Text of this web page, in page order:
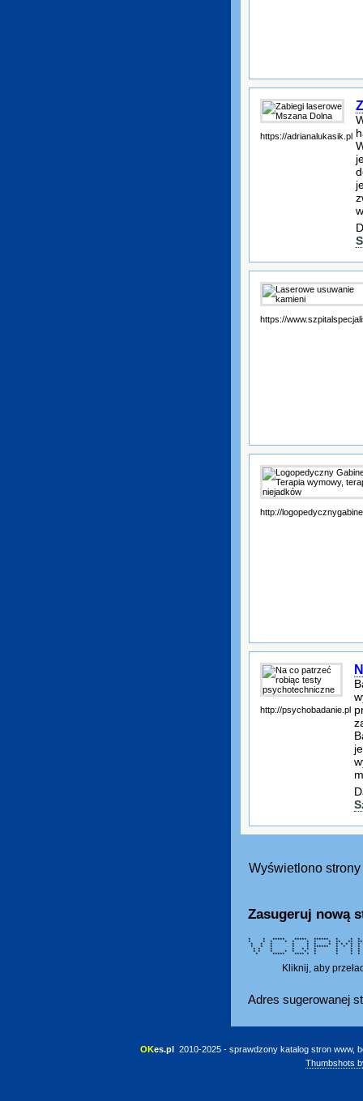
https://adrianalukasik.pl
https://
http://
http://psychobadanie.pl
Wyświetlono
Zasugeruj nową
* * ***** ***** ****** * * * *
* * * * * * * * **
* * * * * * * * * *
* * * * * ****** * * *
* * * * * * * * *
* * * * * * * *
* ***** **** * *
Kliknij, aby
Adres sugerowanej
OKes.pl 2010-2025 - sprawdzony katalog stron www,
Thumbshots